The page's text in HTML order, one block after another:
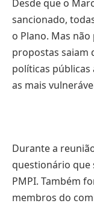
Desde que o
sancionado,
o Plano. Mas
propostas saiam
políticas
as mais
Durante a
questionário que
PMPI. Também
membros do